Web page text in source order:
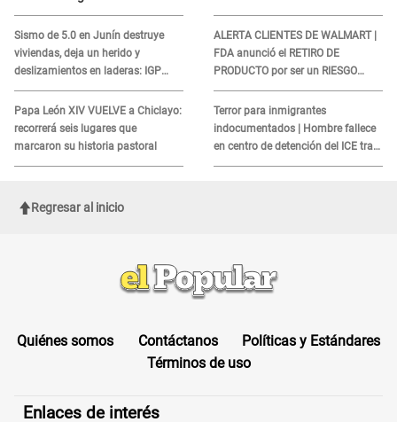
Sismo de 5.0 en Junín destruye
viviendas, deja un herido y
deslizamientos en laderas: IGP
alerta sobre posibles réplicas
Papa León XIV VUELVE a Chiclayo:
recorrerá seis lugares que
marcaron su historia pastoral
ALERTA CLIENTES DE WALMART |
FDA anunció el RETIRO DE
PRODUCTO por ser un RIESGO
MORTAL para consumidores: ¿Cuál
es?
Terror para inmigrantes
indocumentados | Hombre fallece
en centro de detención del ICE tras
sufrir una "emergencia médica"
Regresar al inicio
Quiénes somos Contáctanos
Políticas y Estándares
Términos de uso
Enlaces de interés